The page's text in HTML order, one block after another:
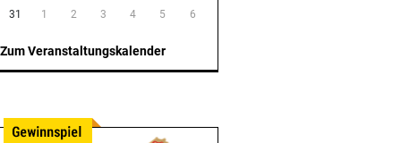
31 1 2 3 4 5 6
Zum Veranstaltungskalender